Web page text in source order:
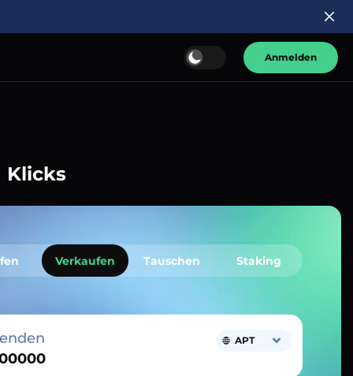
Anmelden
Klicks
Verkaufen Tauschen Staking
APT